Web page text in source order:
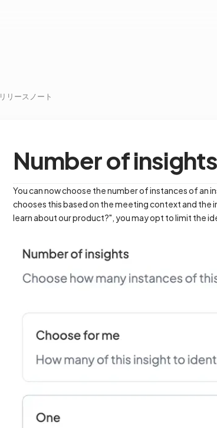
リリースノート
Number of
You can now choose the number of instances of
chooses this based on the meeting context and the
learn about our product?", you may opt to limit the